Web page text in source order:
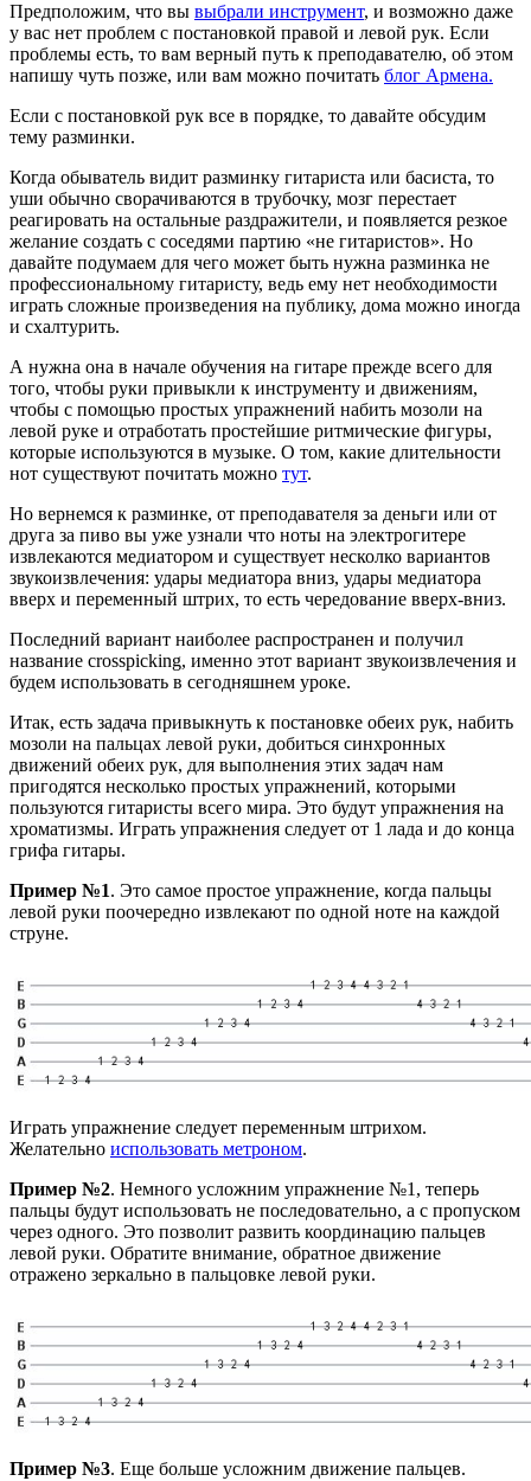
Предположим, что вы выбрали инструмент, и возможно даже
у вас нет проблем с постановкой правой и левой рук. Если
проблемы есть, то вам верный путь к преподавателю, об этом
напишу чуть позже, или вам можно почитать блог Армена.
Если с постановкой рук все в порядке, то давайте обсудим
тему разминки.
Когда обыватель видит разминку гитариста или басиста, то
уши обычно сворачиваются в трубочку, мозг перестает
реагировать на остальные раздражители, и появляется резкое
желание создать с соседями партию «не гитаристов». Но
давайте подумаем для чего может быть нужна разминка не
профессиональному гитаристу, ведь ему нет необходимости
играть сложные произведения на публику, дома можно иногда
и схалтурить.
А нужна она в начале обучения на гитаре прежде всего для
того, чтобы руки привыкли к инструменту и движениям,
чтобы с помощью простых упражнений набить мозоли на
левой руке и отработать простейшие ритмические фигуры,
которые используются в музыке. О том, какие длительности
нот существуют почитать можно тут.
Но вернемся к разминке, от преподавателя за деньги или от
друга за пиво вы уже узнали что ноты на электрогитере
извлекаются медиатором и существует несколко вариантов
звукоизвлечения: удары медиатора вниз, удары медиатора
вверх и переменный штрих, то есть чередование вверх-вниз.
Последний вариант наиболее распространен и получил
название crosspicking, именно этот вариант звукоизвлечения и
будем использовать в сегодняшнем уроке.
Итак, есть задача привыкнуть к постановке обеих рук, набить
мозоли на пальцах левой руки, добиться синхронных
движений обеих рук, для выполнения этих задач нам
пригодятся несколько простых упражнений, которыми
пользуются гитаристы всего мира. Это будут упражнения на
хроматизмы. Играть упражнения следует от 1 лада и до конца
грифа гитары.
Пример №1. Это самое простое упражнение, когда пальцы
левой руки поочередно извлекают по одной ноте на каждой
струне.
Играть упражнение следует переменным штрихом.
Желательно использовать метроном.
Пример №2. Немного усложним упражнение №1, теперь
пальцы будут использовать не последовательно, а с пропуском
через одного. Это позволит развить координацию пальцев
левой руки. Обратите внимание, обратное движение
отражено зеркально в пальцовке левой руки.
Пример №3. Еще больше усложним движение пальцев.